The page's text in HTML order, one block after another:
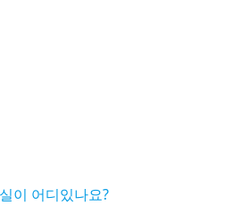
이 어디있나요?